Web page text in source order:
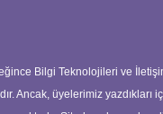
Bilgi Teknolojileri ve
Ancak, üyelerimiz